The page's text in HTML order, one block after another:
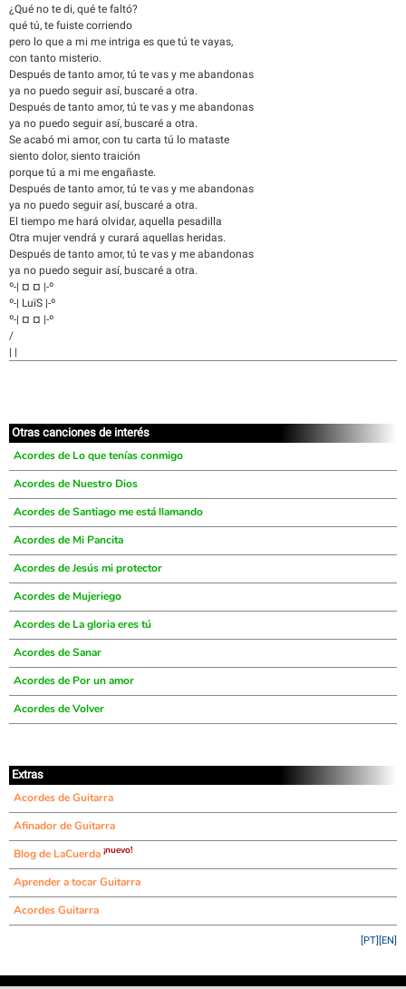
¿Qué no te di, qué te faltó?
qué tú, te fuiste corriendo
pero lo que a mi me intriga es que tú te vayas,
con tanto misterio.
Después de tanto amor, tú te vas y me abandonas
ya no puedo seguir así, buscaré a otra.
Después de tanto amor, tú te vas y me abandonas
ya no puedo seguir así, buscaré a otra.
Se acabó mi amor, con tu carta tú lo mataste
siento dolor, siento traición
porque tú a mi me engañaste.
Después de tanto amor, tú te vas y me abandonas
ya no puedo seguir así, buscaré a otra.
El tiempo me hará olvidar, aquella pesadilla
Otra mujer vendrá y curará aquellas heridas.
Después de tanto amor, tú te vas y me abandonas
ya no puedo seguir así, buscaré a otra.
º-| ¤ ¤ |-º
º-| LuïS |-º
º-| ¤ ¤ |-º
/
| |
Otras canciones de interés
Acordes de Lo que tenías conmigo
Acordes de Nuestro Dios
Acordes de Santiago me está llamando
Acordes de Mi Pancita
Acordes de Jesús mi protector
Acordes de Mujeriego
Acordes de La gloria eres tú
Acordes de Sanar
Acordes de Por un amor
Acordes de Volver
Extras
Acordes de Guitarra
Afinador de Guitarra
Blog de LaCuerda ¡nuevo!
Aprender a tocar Guitarra
Acordes Guitarra
[EN]
[PT]